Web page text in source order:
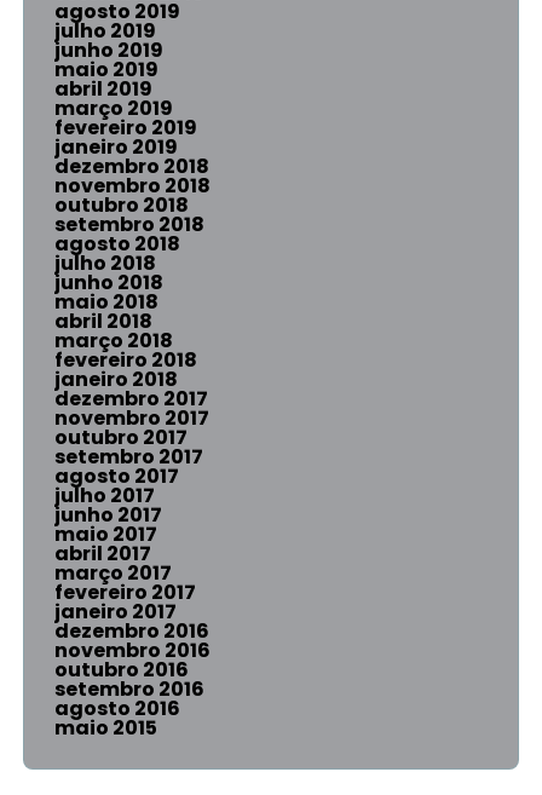
agosto 2019
julho 2019
junho 2019
maio 2019
abril 2019
março 2019
fevereiro 2019
janeiro 2019
dezembro 2018
novembro 2018
outubro 2018
setembro 2018
agosto 2018
julho 2018
junho 2018
maio 2018
abril 2018
março 2018
fevereiro 2018
janeiro 2018
dezembro 2017
novembro 2017
outubro 2017
setembro 2017
agosto 2017
julho 2017
junho 2017
maio 2017
abril 2017
março 2017
fevereiro 2017
janeiro 2017
dezembro 2016
novembro 2016
outubro 2016
setembro 2016
agosto 2016
maio 2015